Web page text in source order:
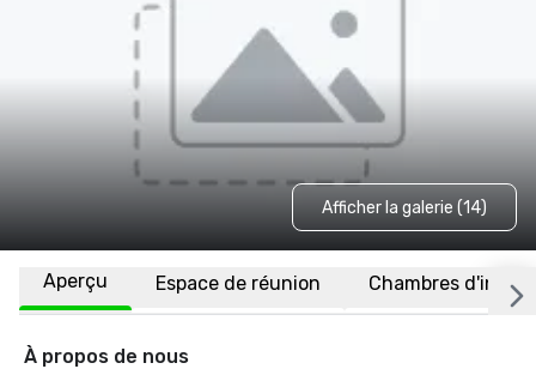
Afficher la galerie (14)
Aperçu Espace de réunion Chambres
À propos de nous